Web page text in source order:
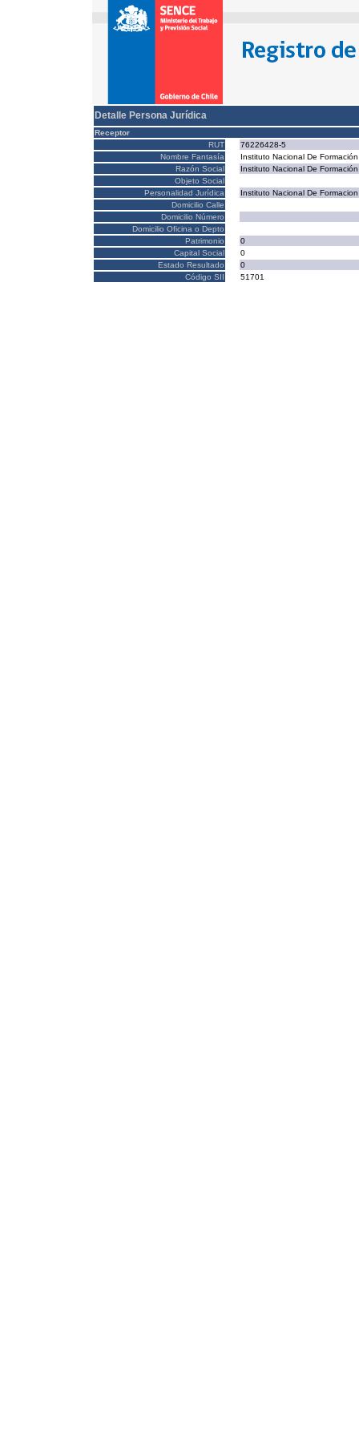
Detalle Persona Jurídica
Receptor
RUT
76226428-5
Nombre Fantasía
Instituto Nacional De
Razón Social
Instituto Nacional De
Objeto Social
Personalidad Jurídica
Instituto Nacional De
Domicilio Calle
Domicilio Número
Domicilio Oficina o Depto
Patrimonio
0
Capital Social
0
Estado Resultado
0
Código SII
51701